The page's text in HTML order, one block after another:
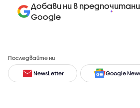
Добави ни в
Google
Последвайте ни
NewsLetter Google